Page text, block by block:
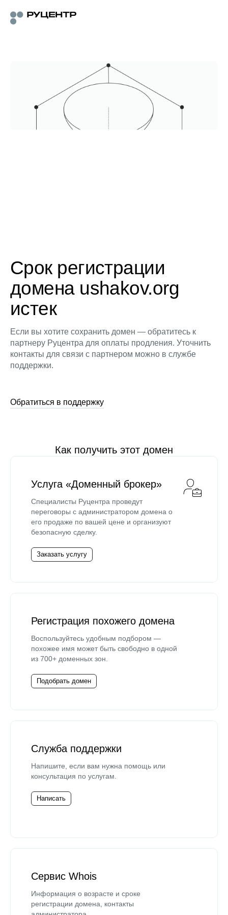
Срок регистрации
домена ushakov.org
истек
Если вы хотите сохранить домен — обратитесь к
партнеру Руцентра для оплаты продления. Уточнить
контакты для связи с партнером можно в службе
поддержки.
Обратиться в поддержку
Как получить этот домен
Услуга «Доменный брокер»
Специалисты Руцентра проведут
переговоры с администратором домена о
его продаже по вашей цене и организуют
безопасную сделку.
Заказать услугу
Регистрация похожего домена
Воспользуйтесь удобным подбором —
похожее имя может быть свободно в одной
из 700+ доменных зон.
Подобрать домен
Служба поддержки
Напишите, если вам нужна помощь или
консультация по услугам.
Написать
Сервис Whois
Информация о возрасте и сроке
регистрации домена, контакты